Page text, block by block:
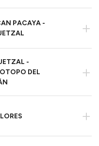
PACAYA -
+
-
DEL
+
+